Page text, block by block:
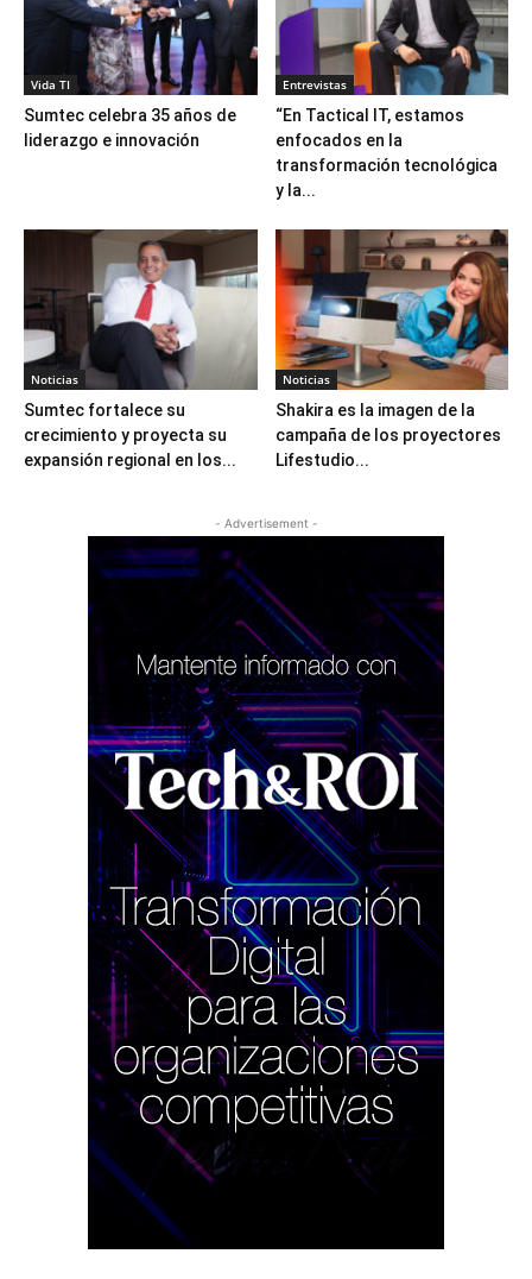
Vida TI
Sumtec celebra 35 años de
liderazgo e innovación
Entrevistas
“En Tactical IT, estamos
enfocados en la
transformación tecnológica
y la...
Noticias
Sumtec fortalece su
crecimiento y proyecta su
expansión regional en los...
Noticias
Shakira es la imagen de la
campaña de los proyectores
Lifestudio...
- Advertisement -